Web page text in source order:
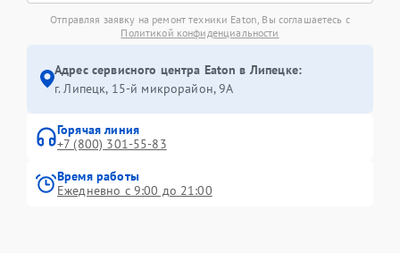
Отправляя заявку на ремонт техники Eaton, Вы соглашаетесь с
Политикой конфиденциальности
Адрес сервисного центра Eaton в Липецке:
г. Липецк, 15-й микрорайон, 9А
Горячая линия
+7 (800) 301-55-83
Время работы
Ежедневно с 9:00 до 21:00